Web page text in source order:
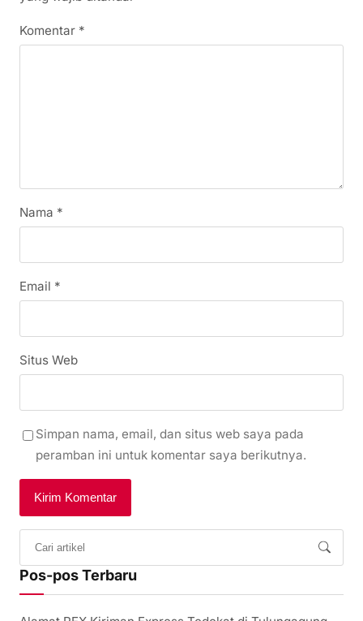
Komentar *
Nama *
Email *
Situs Web
Simpan nama, email, dan situs web saya pada
peramban ini untuk komentar saya berikutnya.
Pos-pos Terbaru